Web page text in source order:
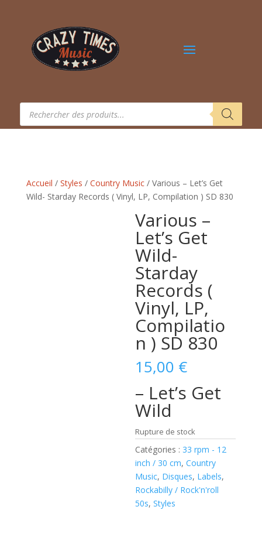
Recherche
produits
Accueil / Styles / Country Music/ Various – Let’s Get
Wild- Starday Records ( Vinyl, LP, Compilation ) SD 830
Various –
Let’s Get
Wild-
Starday
Records (
Vinyl, LP,
Compilatio
n ) SD 830
15,00 €
– Let’s Get
Wild
Rupture de stock
Catégories : 33 rpm - 12
inch / 30 cm,Country
Music, Disques, Labels,
Rockabilly / Rock'n'roll
50s,Styles